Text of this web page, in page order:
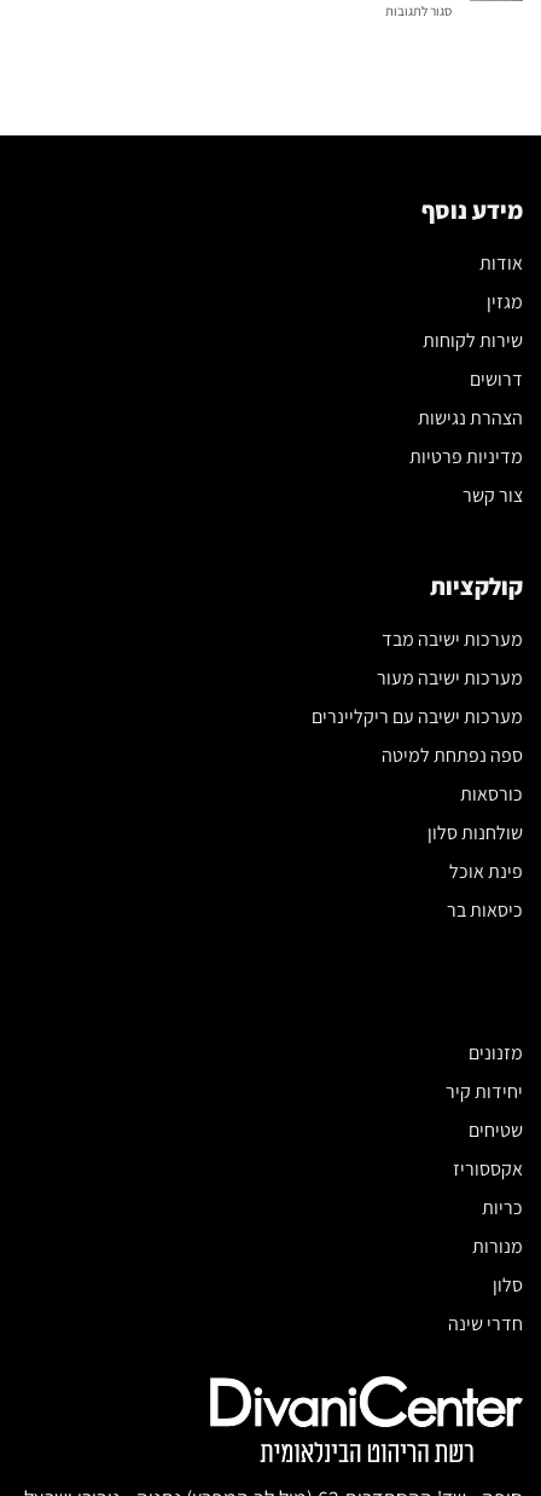
הנכונה
לבחירהסגור לתגובות
הספה
מידע נוסף
אודות
מגזין
שירות לקוחות
דרושים
הצהרת נגישות
מדיניות פרטיות
צור קשר
קולקציות
מערכות ישיבה מבד
מערכות ישיבה מעור
מערכות ישיבה עם ריקליינרים
ספה נפתחת למיטה
כורסאות
שולחנות סלון
פינת אוכל
כיסאות בר
מזנונים
יחידות קיר
שטיחים
אקססוריז
כריות
מנורות
סלון
חדרי שינה